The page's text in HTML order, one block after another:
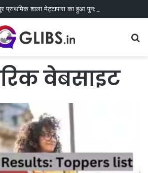
प्राथमिक शाला मेट्टापारा का हुआ पुन: शुभारंभ
वेबसाइट